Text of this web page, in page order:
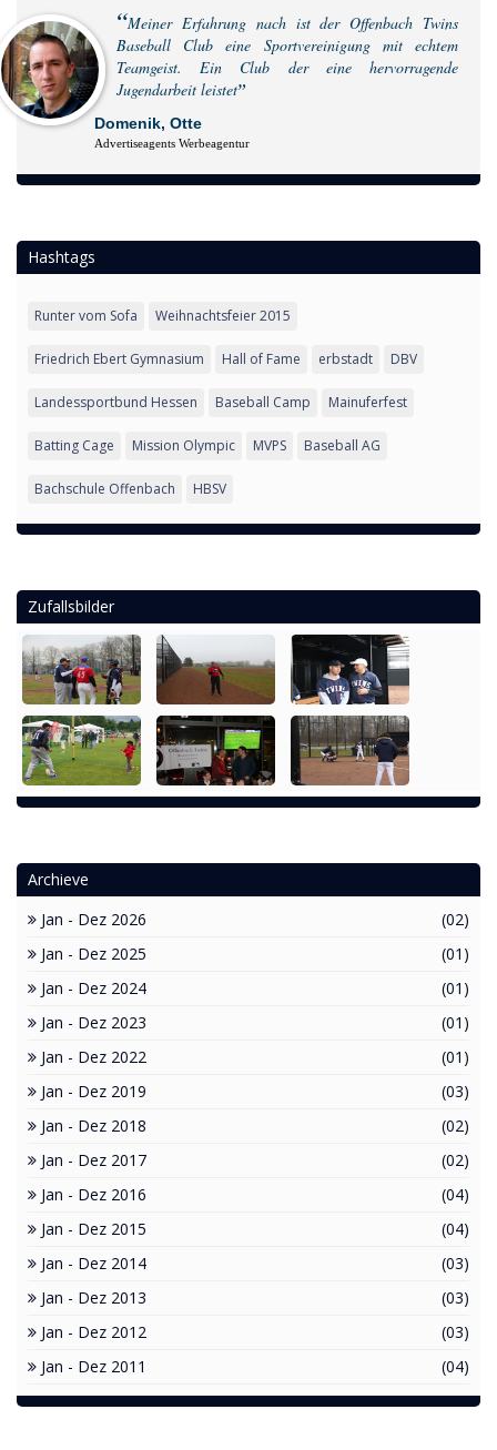
Meiner Erfahrung nach ist der Offenbach Twins
Baseball Club eine Sportvereinigung mit echtem
Teamgeist. Ein Club der eine hervorragende
Jugendarbeit leistet
Domenik, Otte
Advertiseagents Werbeagentur
Hashtags
Runter vom Sofa Weihnachtsfeier 2015
Friedrich Ebert Gymnasium Hall of Fame erbstadt DBV
Landessportbund Hessen Baseball Camp Mainuferfest
Batting Cage Mission Olympic MVPS Baseball AG
Bachschule Offenbach HBSV
Zufallsbilder
Archieve
Jan - Dez 2026
(02)
Jan - Dez 2025
(01)
Jan - Dez 2024
(01)
Jan - Dez 2023
(01)
Jan - Dez 2022
(01)
Jan - Dez 2019
(03)
Jan - Dez 2018
(02)
Jan - Dez 2017
(02)
Jan - Dez 2016
(04)
Jan - Dez 2015
(04)
Jan - Dez 2014
(03)
Jan - Dez 2013
(03)
Jan - Dez 2012
(03)
Jan - Dez 2011
(04)